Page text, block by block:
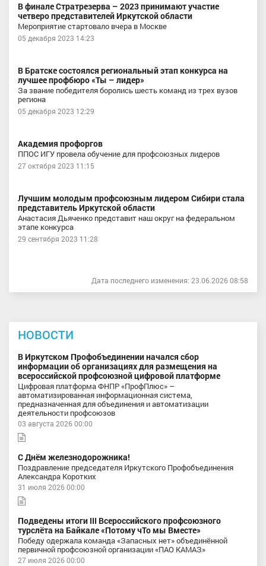
В финале Стратрезерва – 2023 принимают участие
четверо представителей Иркутской области
Мероприятие стартовало вчера в Москве
05 декабря 2023 14:23
В Братске состоялся региональный этап конкурса на
лучшее профбюро «Ты – лидер»
За звание победителя боролись шесть команд из трех вузов
региона
05 декабря 2023 12:29
Академия профоргов
ППОС ИГУ провела обучение для профсоюзных лидеров
27 октября 2023 11:15
Лучшим молодым профсоюзным лидером Сибири стала
представитель Иркутской области
Анастасия Дьяченко представит наш округ на федеральном
этапе конкурса
29 сентября 2023 11:28
Дата последнего изменения: 23.06.2026 08:58
НОВОСТИ
В Иркутском Профобъединении начался сбор
информации об организациях для размещения на
всероссийской профсоюзной цифровой платформе
Цифровая платформа ФНПР «ПрофПлюс» –
автоматизированная информационная система,
предназначенная для объединения и автоматизации
деятельности профсоюзов
03 августа 2026 00:00
С Днём железнодорожника!
Поздравление председателя Иркутского Профобъединения
Александра Коротких
31 июля 2026 00:00
Подведены итоги III Всероссийского профсоюзного
турслёта на Байкале «Потому чТо мы Вместе»
Победу одержала команда «Запасных нет» объединённой
первичной профсоюзной организации «ПАО КАМАЗ»
27 июля 2026 00:00